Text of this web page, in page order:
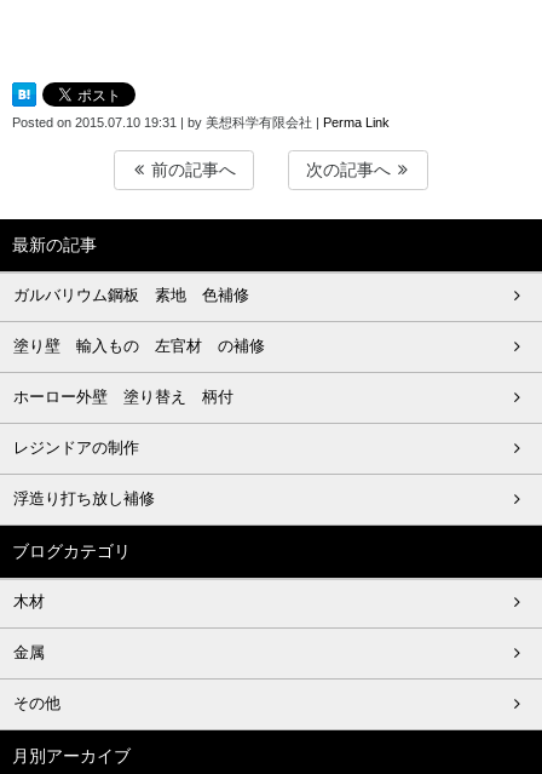
Posted on 2015.07.10 19:31 | by 美想科学有限会社 | Perma Link
前の記事へ 次の記事へ
最新の記事
ガルバリウム鋼板 素地 色補修
塗り壁 輸入もの 左官材 の補修
ホーロー外壁 塗り替え 柄付
レジンドアの制作
浮造り打ち放し補修
ブログカテゴリ
木材
金属
その他
月別アーカイブ